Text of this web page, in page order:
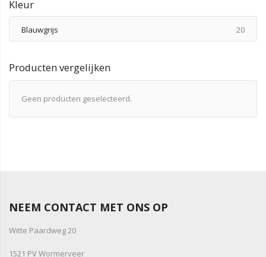
Kleur
Blauwgrijs 20
Producten vergelijken
Geen producten geselecteerd.
NEEM CONTACT MET ONS OP
Witte Paardweg 20
1521 PV Wormerveer